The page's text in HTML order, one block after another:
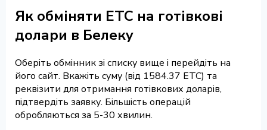
Як обміняти ETC на готівкові
долари в Белеку
Оберіть обмінник зі списку вище і перейдіть на
його сайт. Вкажіть суму (від 1584.37 ETC) та
реквізити для отримання готівкових доларів,
підтвердіть заявку. Більшість операцій
обробляються за 5-30 хвилин.